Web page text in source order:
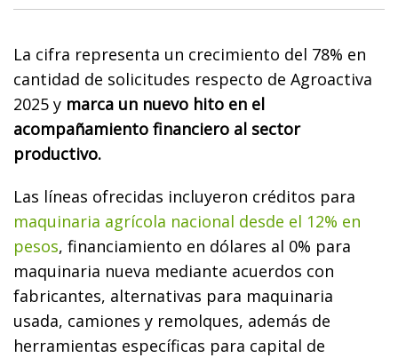
La cifra representa un crecimiento del 78% en
cantidad de solicitudes respecto de Agroactiva
2025 y marca un nuevo hito en el
acompañamiento financiero al sector
productivo.
Las líneas ofrecidas incluyeron créditos para
maquinaria agrícola nacional desde el 12% en
pesos, financiamiento en dólares al 0% para
maquinaria nueva mediante acuerdos con
fabricantes, alternativas para maquinaria
usada, camiones y remolques, además de
herramientas específicas para capital de